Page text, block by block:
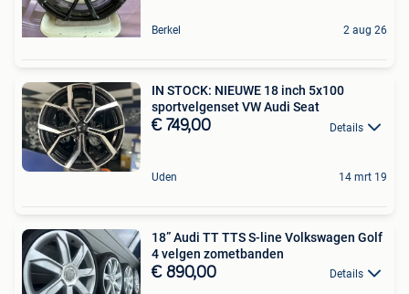
Berkel 2 aug 26
IN STOCK: NIEUWE 18 inch 5x100
sportvelgenset VW Audi Seat
€ 749,00 Details
Uden 14 mrt 19
18” Audi TT TTS S-line Volkswagen Golf
4 velgen zometbanden
€ 890,00 Details